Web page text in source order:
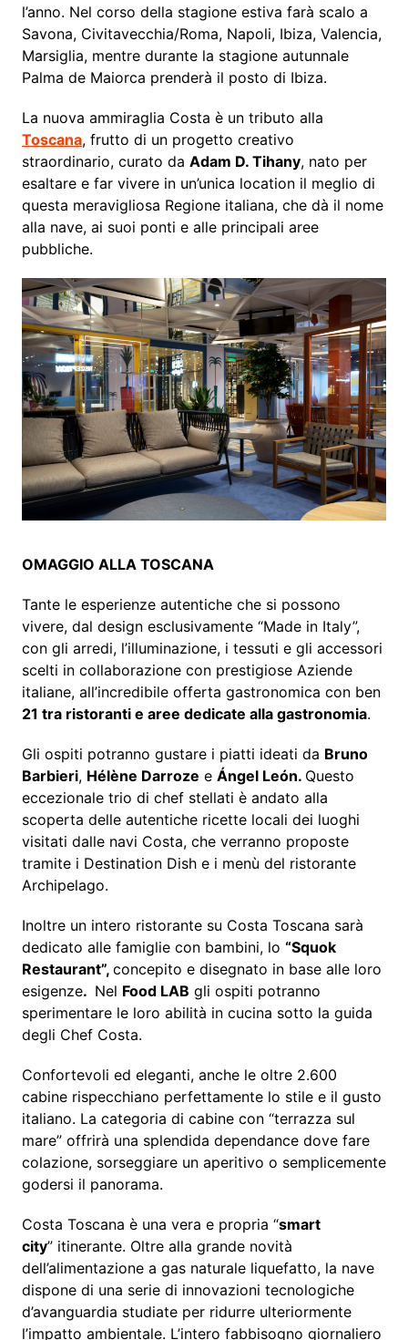
l’anno. Nel corso della stagione estiva farà scalo a
Savona, Civitavecchia/Roma, Napoli, Ibiza, Valencia,
Marsiglia, mentre durante la stagione autunnale
Palma de Maiorca prenderà il posto di Ibiza.
La nuova ammiraglia Costa è un tributo alla
Toscana, frutto di un progetto creativo
straordinario, curato da Adam D. Tihany, nato per
esaltare e far vivere in un’unica location il meglio di
questa meravigliosa Regione italiana, che dà il nome
alla nave, ai suoi ponti e alle principali aree
pubbliche.
OMAGGIO ALLA TOSCANA
Tante le esperienze autentiche che si possono
vivere, dal design esclusivamente “Made in Italy”,
con gli arredi, l’illuminazione, i tessuti e gli accessori
scelti in collaborazione con prestigiose Aziende
italiane, all’incredibile offerta gastronomica con ben
21 tra ristoranti e aree dedicate alla gastronomia.
Gli ospiti potranno gustare i piatti ideati da Bruno
Barbieri, Hélène Darroze e Ángel León. Questo
eccezionale trio di chef stellati è andato alla
scoperta delle autentiche ricette locali dei luoghi
visitati dalle navi Costa, che verranno proposte
tramite i Destination Dish e i menù del ristorante
Archipelago.
Inoltre un intero ristorante su Costa Toscana sarà
dedicato alle famiglie con bambini, lo “Squok
Restaurant”, concepito e disegnato in base alle loro
esigenze. Nel Food LAB gli ospiti potranno
sperimentare le loro abilità in cucina sotto la guida
degli Chef Costa.
Confortevoli ed eleganti, anche le oltre 2.600
cabine rispecchiano perfettamente lo stile e il gusto
italiano. La categoria di cabine con “terrazza sul
mare” offrirà una splendida dependance dove fare
colazione, sorseggiare un aperitivo o semplicemente
godersi il panorama.
Costa Toscana è una vera e propria “smart
city” itinerante. Oltre alla grande novità
dell’alimentazione a gas naturale liquefatto, la nave
dispone di una serie di innovazioni tecnologiche
d’avanguardia studiate per ridurre ulteriormente
l’impatto ambientale. L’intero fabbisogno giornaliero